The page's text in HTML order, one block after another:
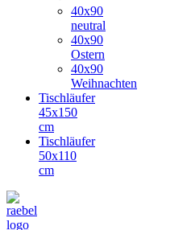
40x90
neutral
40x90
Ostern
40x90
Weihnachten
Tischläufer
45x150
cm
Tischläufer
50x110
cm